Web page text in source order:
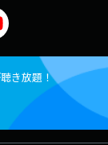
き放題！